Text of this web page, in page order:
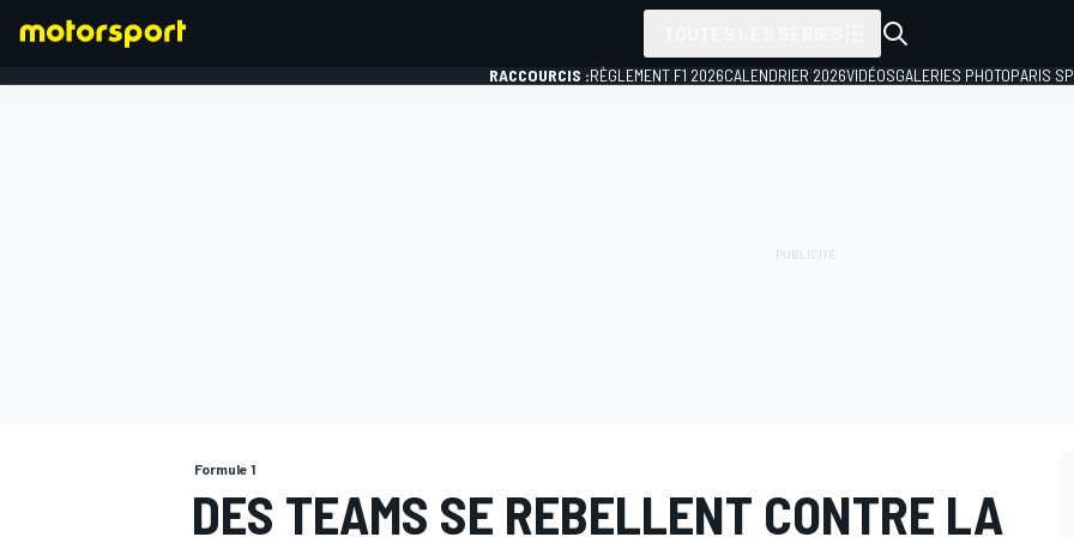
RACCOURCIS :RÈGLEMENT F1 2026CALENDRIER 2026VIDÉOSGALERIES PHOTOPARIS
Formule 1
DES TEAMS SE REBELLENT CONTRE LA